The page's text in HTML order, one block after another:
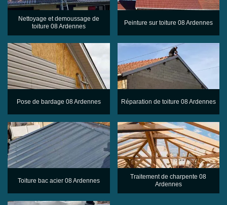
Nettoyage et demoussage de
toiture 08 Ardennes
Peinture sur toiture 08 Ardennes
Pose de bardage 08 Ardennes Réparation de toiture 08 Ardennes
Toiture bac acier 08 Ardennes
Traitement de charpente 08
Ardennes